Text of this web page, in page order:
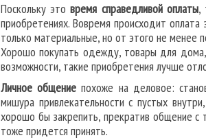
Поскольку этовремя справедливой оплаты,
приобретениях. Вовремя происходит
только материальные, но от этого не менее
Хорошо покупать одежду, товары для дома,
возможности, такие приобретения лучше
Личное общение похоже на деловое:
мишура привлекательности с пустых
хорошо бы закрепить, прекратив общение
тоже придется принять.